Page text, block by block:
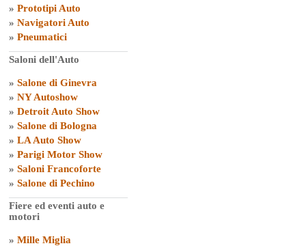
» Prototipi Auto
» Navigatori Auto
» Pneumatici
Saloni dell'Auto
» Salone di Ginevra
» NY Autoshow
» Detroit Auto Show
» Salone di Bologna
» LA Auto Show
» Parigi Motor Show
» Saloni Francoforte
» Salone di Pechino
Fiere ed eventi auto e
motori
» Mille Miglia